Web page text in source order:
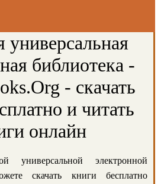
универсальная
библиотека -
- скачать
и читать
онлайн
электронной
скачать книги бесплатно